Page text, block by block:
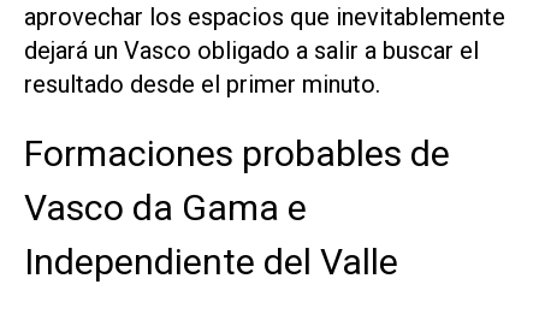
aprovechar los espacios que inevitablemente
dejará un Vasco obligado a salir a buscar el
resultado desde el primer minuto.
Formaciones probables de
Vasco da Gama e
Independiente del Valle